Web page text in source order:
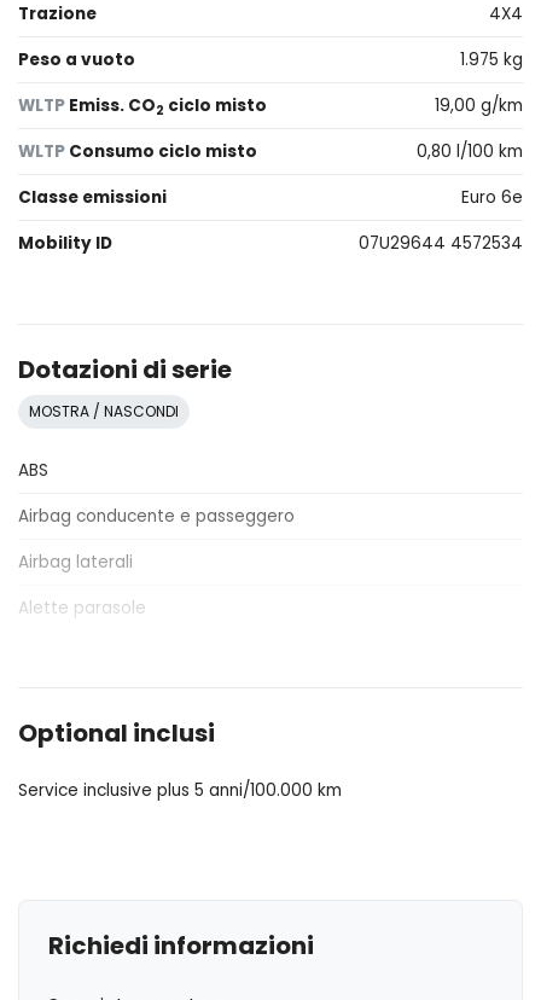
Trazione
4X4
Peso a vuoto
1.975 kg
WLTP Emiss. CO2 ciclo misto
19,00 g/km
WLTP Consumo ciclo misto
0,80 l/100 km
Classe emissioni
Euro 6e
Mobility ID
07U29644 4572534
Dotazioni di serie
MOSTRA / NASCONDI
ABS
Airbag conducente e passeggero
Airbag laterali
Alette parasole
Assistente al parcheggio
Bagagliaio apribile elettricamente
Cavo ricarica batterie
Optional inclusi
Service inclusive plus 5 anni/100.000 km
Richiedi informazioni